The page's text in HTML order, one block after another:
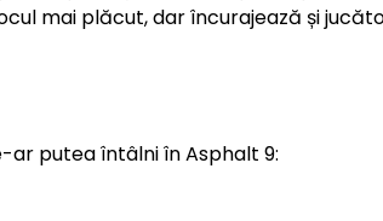
mai plăcut, dar încurajează și
putea întâlni în Asphalt 9: